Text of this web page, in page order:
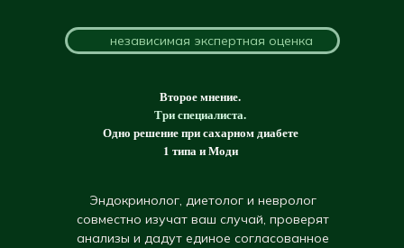
Второе мнение.
Три специалиста.
Одно решение при сахарном диабете
1 типа и Моди
Эндокринолог, диетолог и невролог
совместно изучат ваш случай, проверят
анализы и дадут единое согласованное
независимая экспертная оценка